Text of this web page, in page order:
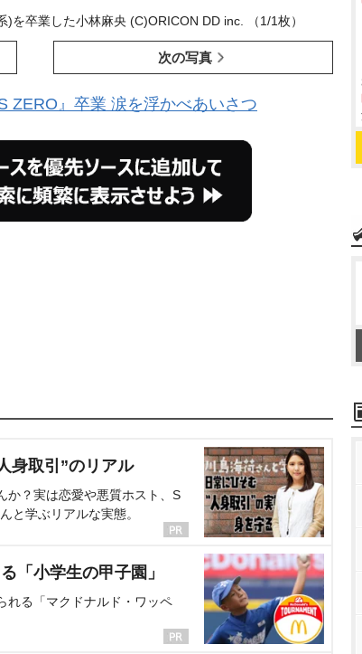
を卒業した小林麻央 (C)ORICON DD inc. （1/1枚）
次の写真
ZERO』卒業 涙を浮かべあいさつ
身取引”のリアル
か？実は恋愛や悪質ホスト、S
と学ぶリアルな実態。
「小学生の甲子園」
れる「マクドナルド・ワッペ